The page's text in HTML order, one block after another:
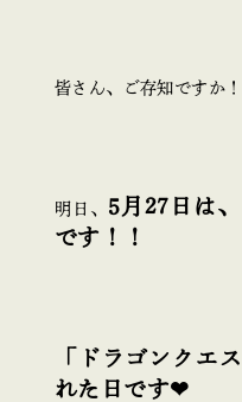
皆さん、ご存知ですか！
明日、 5月27日は
です！！
「ドラゴンクエス
れた日です❤